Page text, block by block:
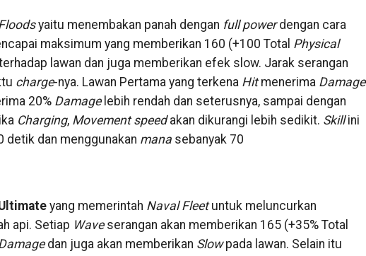
yaitu menembakan panah dengan full powerdengan cara
maksimum yang memberikan 160 (+100 Total Physical
lawan dan juga memberikan efek slow. Jarak serangan
charge-nya. Lawan Pertama yang terkena Hitmenerima Damage
20% Damagelebih rendah dan seterusnya, sampai dengan
Charging, Movement speedakan dikurangi lebih sedikit. Skillini
detik dan menggunakan manasebanyak 70
yang memerintah Naval Fleetuntuk meluncurkan
api. Setiap Waveserangan akan memberikan 165 (+35% Total
dan juga akan memberikan Slowpada lawan. Selain itu